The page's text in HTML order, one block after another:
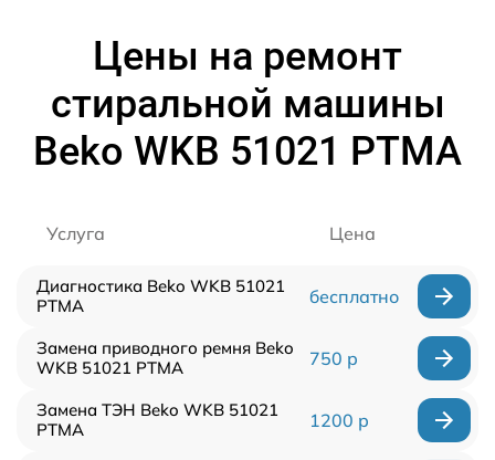
Цены на ремонт
стиральной машины
Beko WKB 51021 PTMA
Услуга Цена
Диагностика Beko WKB 51021
PTMA
бесплатно
Замена приводного ремня Beko
WKB 51021 PTMA
750 р
Замена ТЭН Beko WKB 51021
PTMA
1200 р